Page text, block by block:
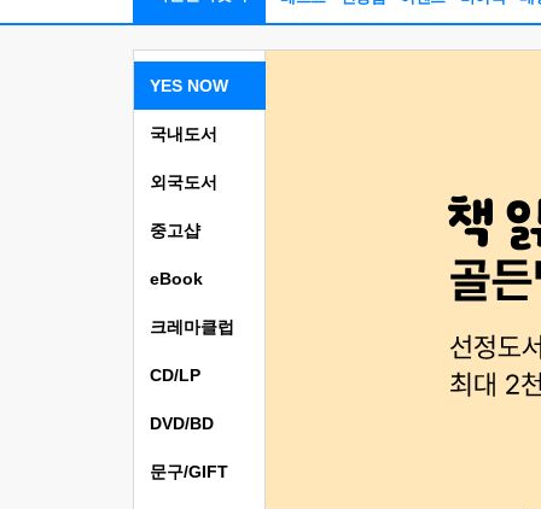
YES NOW
국내도서
외국도서
중고샵
eBook
크레마클럽
CD/LP
DVD/BD
문구/GIFT